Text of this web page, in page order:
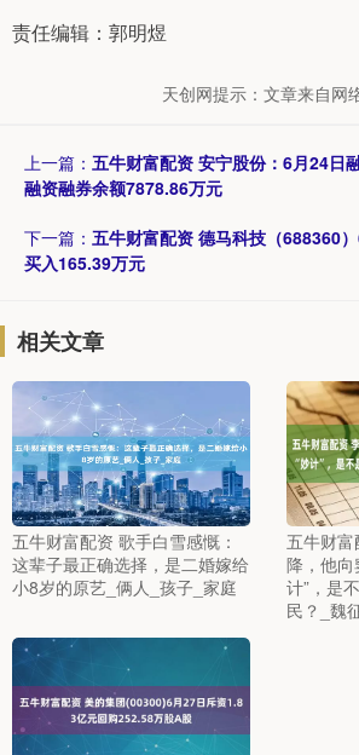
责任编辑：郭明煜
天创网提示：文章来自网
上一篇： 五牛财富配资 安宁股份：6月24日
融资融券余额7878.86万元
下一篇： 五牛财富配资 德马科技（688360
买入165.39万元
相关文章
五牛财富配资 歌手白雪感慨：
这辈子最正确选择，是二婚嫁给
小8岁的原艺_俩人_孩子_家庭
五牛财
降，他向
计”，是
民？_魏